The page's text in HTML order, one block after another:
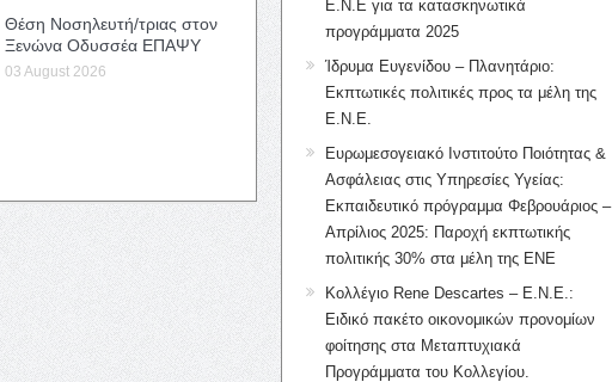
Θέση Νοσηλευτή/τριας στον
Ξενώνα Οδυσσέα ΕΠΑΨΥ
03 August 2026
Ε.Ν.Ε για τα κατασκηνωτικά
προγράμματα 2025
Ίδρυμα Ευγενίδου – Πλανητάριο:
Εκπτωτικές πολιτικές προς τα μέλη της
Ε.Ν.Ε.
Ευρωμεσογειακό Ινστιτούτο Ποιότητας &
Ασφάλειας στις Υπηρεσίες Υγείας:
Εκπαιδευτικό πρόγραμμα Φεβρουάριος –
Απρίλιος 2025: Παροχή εκπτωτικής
πολιτικής 30% στα μέλη της ΕΝΕ
Κολλέγιο Rene Descartes – Ε.Ν.Ε.:
Ειδικό πακέτο οικονομικών προνομίων
φοίτησης στα Μεταπτυχιακά
Προγράμματα του Κολλεγίου.